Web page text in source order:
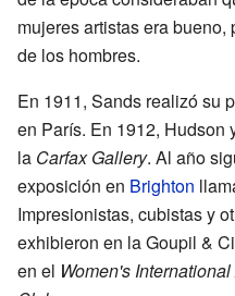
mujeres artistas era
de los hombres.
En 1911, Sands realizó su
en París. En 1912, Hudson
la Carfax Gallery. Al año
exposición en Brighton
Impresionistas, cubistas y
exhibieron en la Goupil &
en el Women's